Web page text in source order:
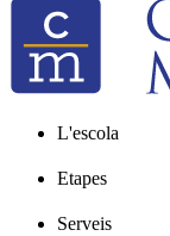
L'escola
Etapes
Serveis